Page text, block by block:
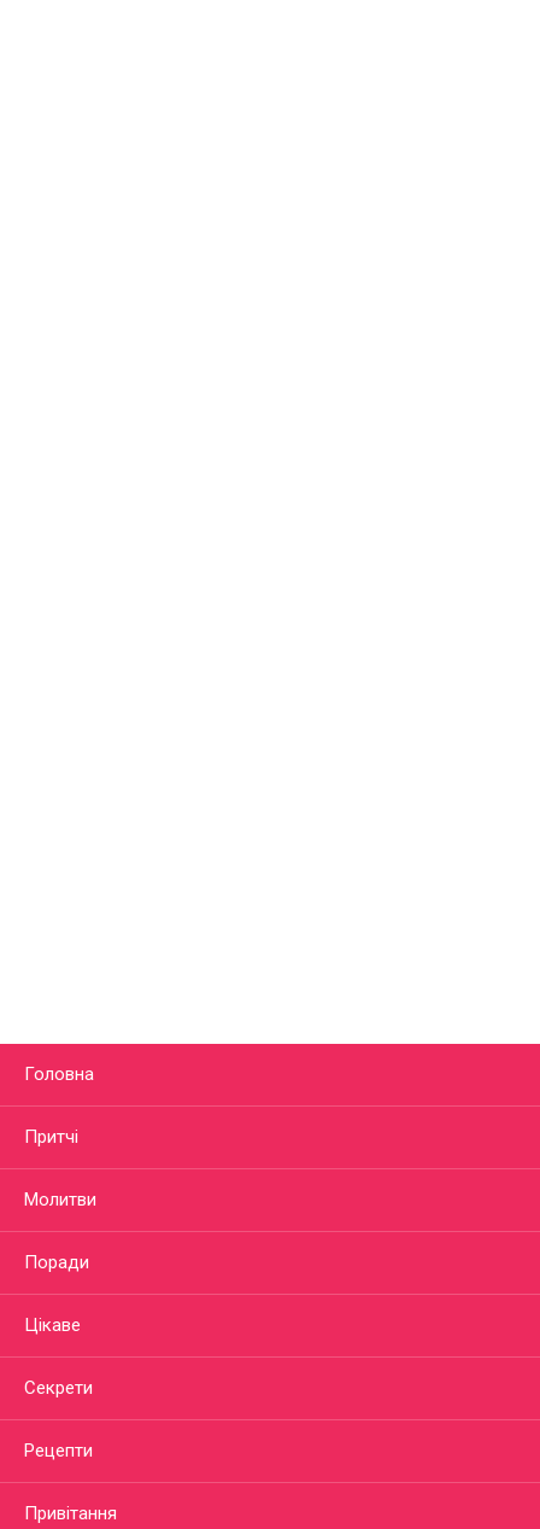
Головна
Притчі
Молитви
Поради
Цікаве
Секрети
Рецепти
Привітання